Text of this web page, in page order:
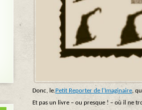
Donc, lePetit Reporter de l’Imaginaire,
Et pas un livre – ou presque ! – où il ne